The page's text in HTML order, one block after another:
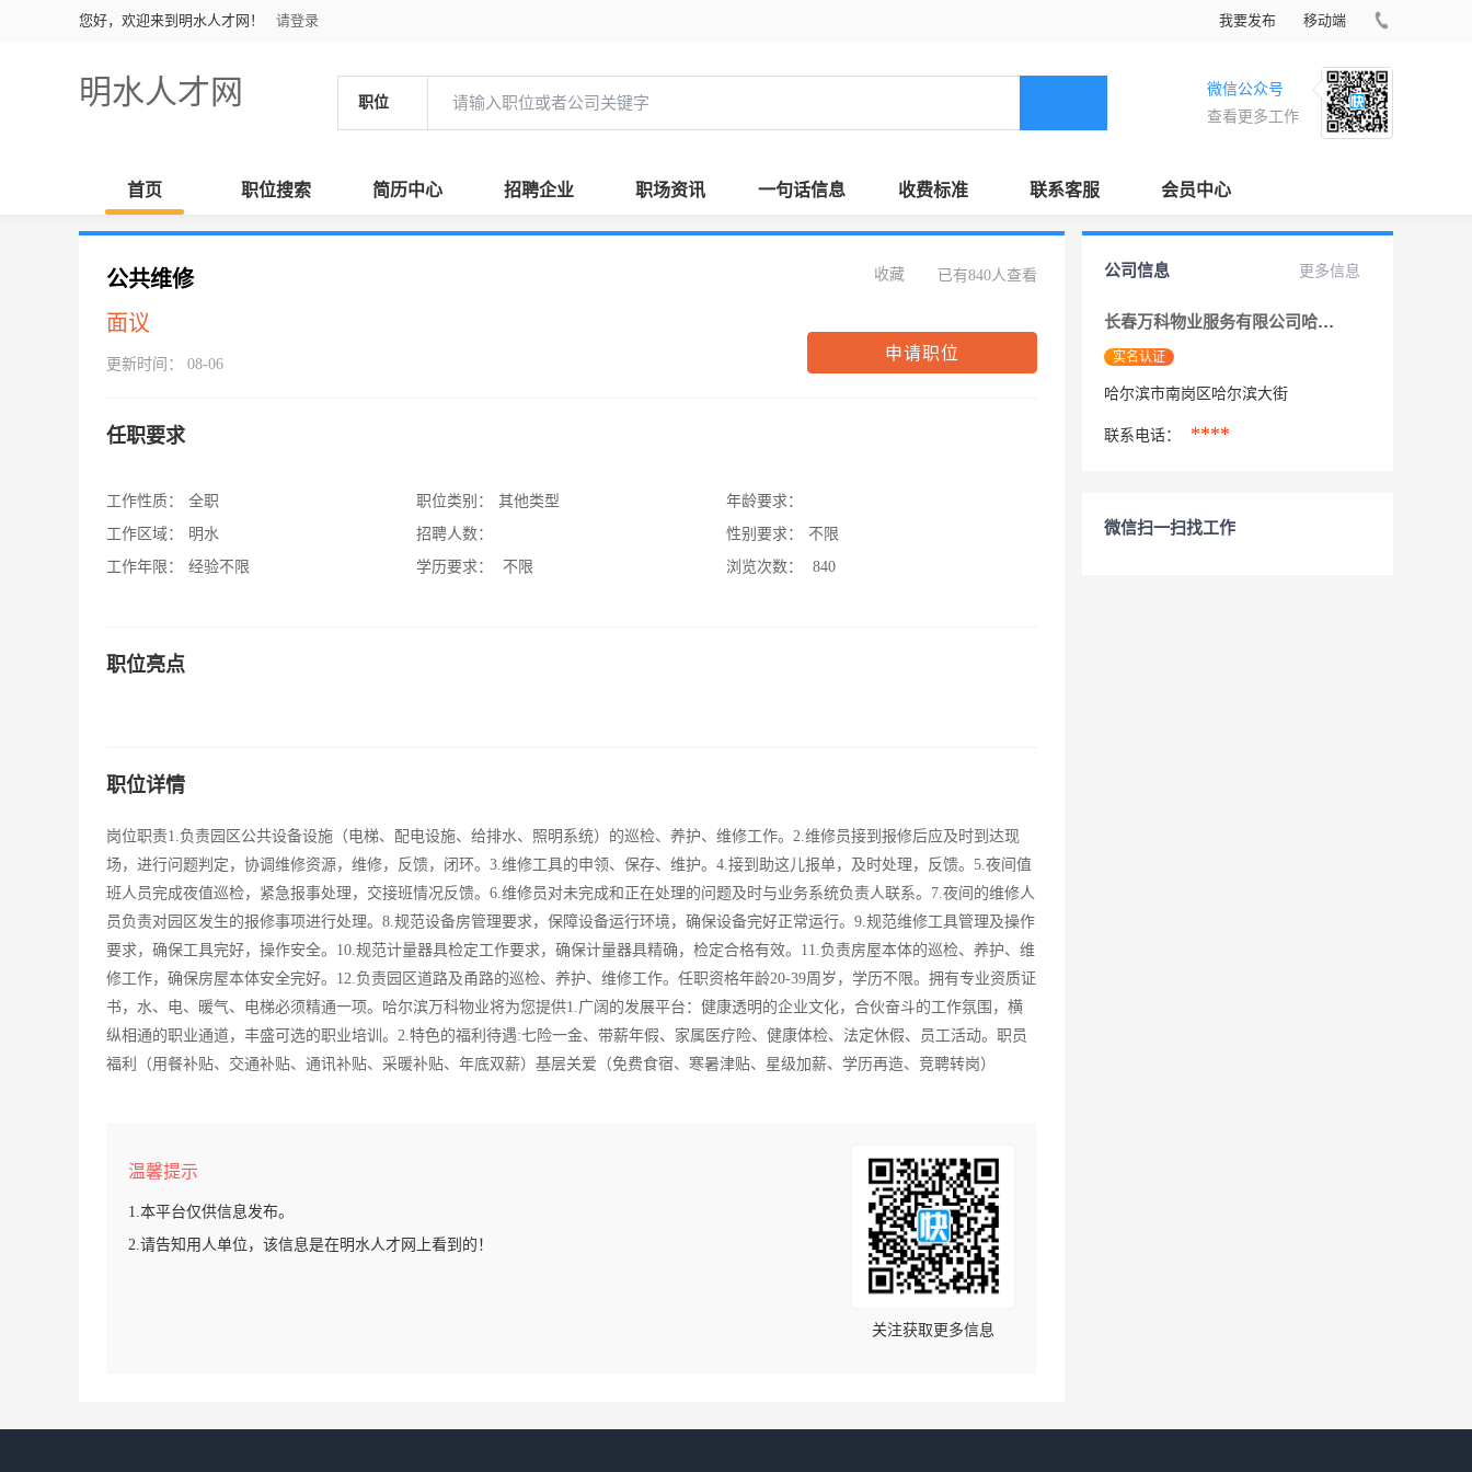
您好，欢迎来到明水人才网！ 请登录 我要发布 移动端
明水人才网 职位
微信公众号
查看更多工作
首页 职位搜索 简历中心 招聘企业 职场资讯 一句话信息 收费标准 联系客服 会员中心
公共维修
面议
更新时间： 08-06
已有840人查看
收藏
申请职位
任职要求
工作性质：
全职
工作区域：
明水
工作年限：
经验不限
职位类别：
其他类型
招聘人数：
学历要求：
不限
年龄要求：
性别要求：
不限
浏览次数：
840
职位亮点
职位详情
岗位职责1.负责园区公共设备设施（电梯、配电设施、给排水、照明系统）的巡检、养护、维修工作。2.维修员接到报修后应及时到达现
场，进行问题判定，协调维修资源，维修，反馈，闭环。3.维修工具的申领、保存、维护。4.接到助这儿报单，及时处理，反馈。5.夜间值
班人员完成夜值巡检，紧急报事处理，交接班情况反馈。6.维修员对未完成和正在处理的问题及时与业务系统负责人联系。7.夜间的维修人
员负责对园区发生的报修事项进行处理。8.规范设备房管理要求，保障设备运行环境，确保设备完好正常运行。9.规范维修工具管理及操作
要求，确保工具完好，操作安全。10.规范计量器具检定工作要求，确保计量器具精确，检定合格有效。11.负责房屋本体的巡检、养护、维
修工作，确保房屋本体安全完好。12.负责园区道路及甬路的巡检、养护、维修工作。任职资格年龄20-39周岁，学历不限。拥有专业资质证
书，水、电、暖气、电梯必须精通一项。哈尔滨万科物业将为您提供1.广阔的发展平台：健康透明的企业文化，合伙奋斗的工作氛围，横
纵相通的职业通道，丰盛可选的职业培训。2.特色的福利待遇:七险一金、带薪年假、家属医疗险、健康体检、法定休假、员工活动。职员
福利（用餐补贴、交通补贴、通讯补贴、采暖补贴、年底双薪）基层关爱（免费食宿、寒暑津贴、星级加薪、学历再造、竞聘转岗）
温馨提示
1.本平台仅供信息发布。
2.请告知用人单位，该信息是在明水人才网上看到的！
关注获取更多信息
更多信息
公司信息
长春万科物业服务有限公司哈尔滨分公司
实名认证
哈尔滨市南岗区哈尔滨大街
联系电话： ****
微信扫一扫找工作